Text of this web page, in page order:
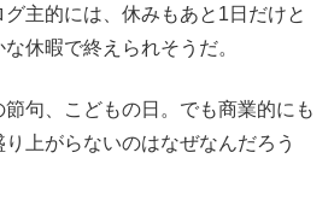
主的には、休みもあと1日だけと
休暇で終えられそうだ。
句、こどもの日。でも商業的にも
上がらないのはなぜなんだろう